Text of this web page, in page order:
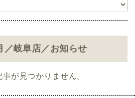
／岐阜店／お知らせ
が見つかりません。